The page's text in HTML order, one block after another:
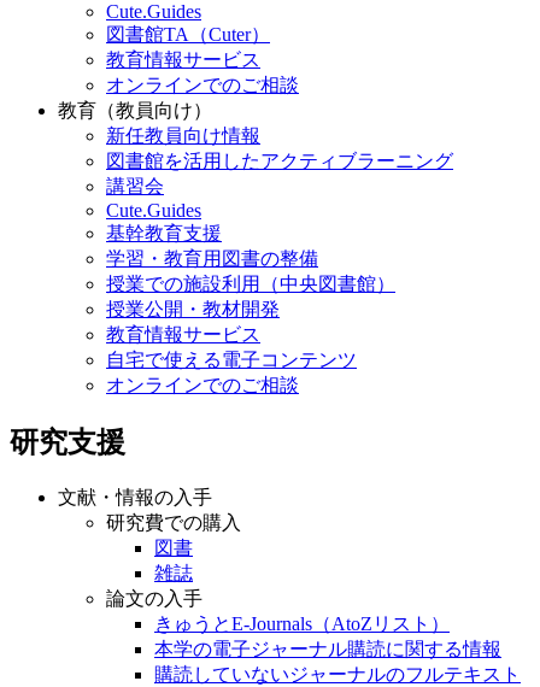
Cute.Guides
図書館TA（Cuter）
教育情報サービス
オンラインでのご相談
教育（教員向け）
新任教員向け情報
図書館を活用したアクティブラーニング
講習会
Cute.Guides
基幹教育支援
学習・教育用図書の整備
授業での施設利用（中央図書館）
授業公開・教材開発
教育情報サービス
自宅で使える電子コンテンツ
オンラインでのご相談
研究支援
文献・情報の入手
研究費での購入
図書
雑誌
論文の入手
きゅうとE-Journals（AtoZリスト）
本学の電子ジャーナル購読に関する情報
購読していないジャーナルのフルテキスト